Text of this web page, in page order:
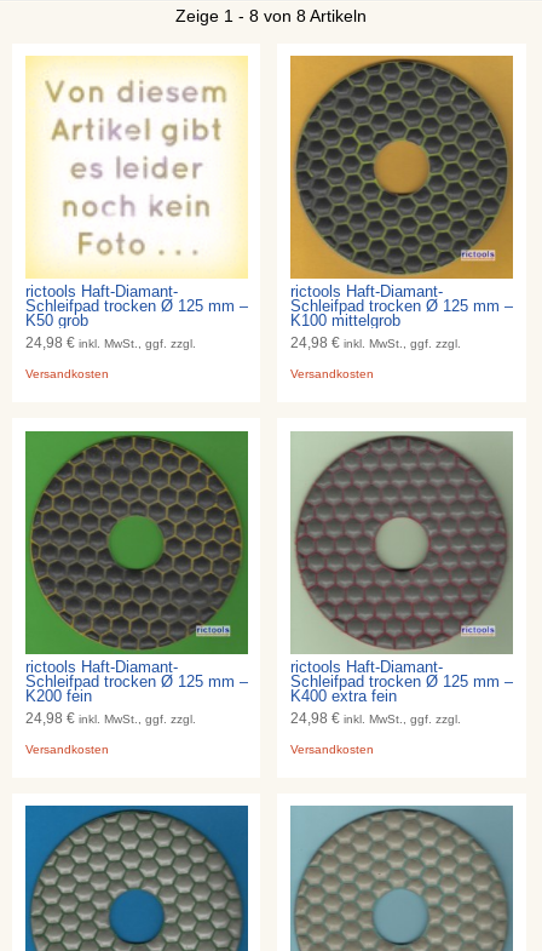
Zeige 1 - 8 von 8 Artikeln
rictools Haft-Diamant-
Schleifpad trocken Ø 125 mm –
K50 grob
24,98 € inkl. MwSt., ggf. zzgl.
Versandkosten
rictools Haft-Diamant-
Schleifpad trocken Ø 125 mm –
K100 mittelgrob
24,98 €inkl. MwSt., ggf. zzgl.
Versandkosten
rictools Haft-Diamant-
Schleifpad trocken Ø 125 mm –
K200 fein
24,98 € inkl. MwSt., ggf. zzgl.
Versandkosten
rictools Haft-Diamant-
Schleifpad trocken Ø 125 mm –
K400 extra fein
24,98 €inkl. MwSt., ggf. zzgl.
Versandkosten